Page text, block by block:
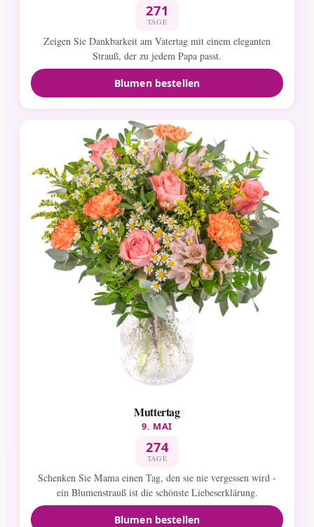
271
TAGE
Zeigen Sie Dankbarkeit am Vatertag mit einem eleganten
Strauß, der zu jedem Papa passt.
Blumen bestellen
Muttertag
9. MAI
274
TAGE
Schenken Sie Mama einen Tag, den sie nie vergessen wird -
ein Blumenstrauß ist die schönste Liebeserklärung.
Blumen bestellen